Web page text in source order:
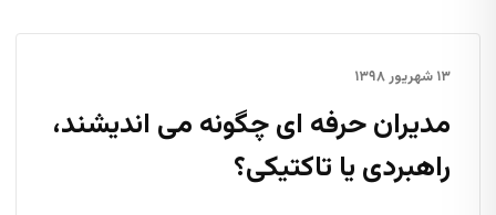
۱۳ شهریور ۱۳۹۸
مدیران حرفه ای چگونه می اندیشند،
راهبردی یا تاکتیکی؟